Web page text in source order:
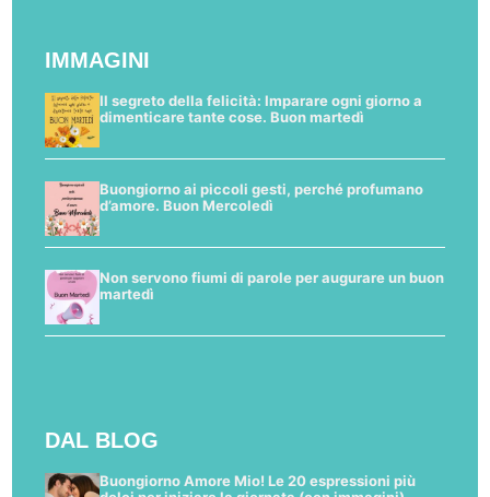
IMMAGINI
Il segreto della felicità: Imparare ogni giorno a
dimenticare tante cose. Buon martedì
Buongiorno ai piccoli gesti, perché profumano
d’amore. Buon Mercoledì
Non servono fiumi di parole per augurare un buon
martedì
DAL BLOG
Buongiorno Amore Mio! Le 20 espressioni più